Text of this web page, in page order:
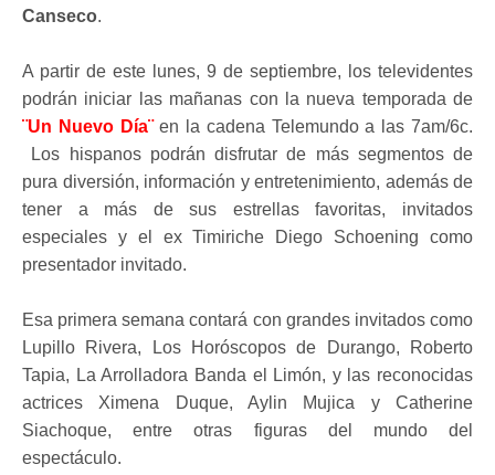
Canseco.
A partir de este lunes, 9 de septiembre, los televidentes
podrán iniciar las mañanas con la nueva temporada de
¨Un Nuevo Día¨en la cadena Telemundo a las 7am/6c.
Los hispanos podrán disfrutar de más segmentos de
pura diversión, información y entretenimiento, además de
tener a más de sus estrellas favoritas, invitados
especiales y el ex Timiriche Diego Schoening como
presentador invitado.
Esa primera semana contará con grandes invitados como
Lupillo Rivera, Los Horóscopos de Durango, Roberto
Tapia, La Arrolladora Banda el Limón, y las reconocidas
actrices Ximena Duque, Aylin Mujica y Catherine
Siachoque, entre otras figuras del mundo del
espectáculo.